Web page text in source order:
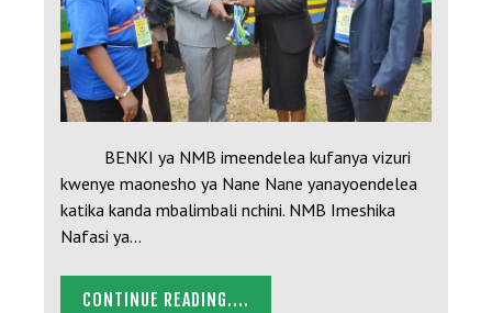
BENKI ya NMB imeendelea kufanya vizuri
kwenye maonesho ya Nane Nane yanayoendelea
katika kanda mbalimbali nchini. NMB Imeshika
Nafasi ya…
CONTINUE READING....